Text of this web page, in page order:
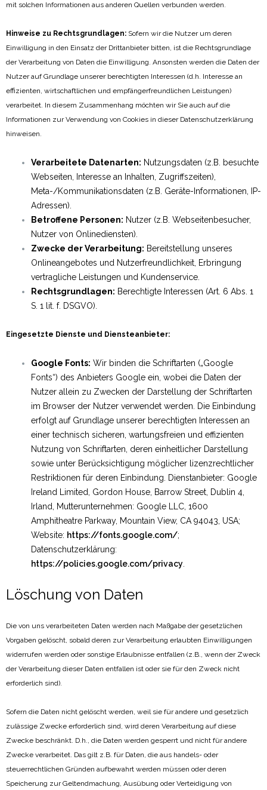
mit solchen Informationen aus anderen Quellen verbunden werden.
Hinweise zu Rechtsgrundlagen: Sofern wir die Nutzer um deren
Einwilligung in den Einsatz der Drittanbieter bitten, ist die Rechtsgrundlage
der Verarbeitung von Daten die Einwilligung. Ansonsten werden die Daten der
Nutzer auf Grundlage unserer berechtigten Interessen (d.h. Interesse an
effizienten, wirtschaftlichen und empfängerfreundlichen Leistungen)
verarbeitet. In diesem Zusammenhang möchten wir Sie auch auf die
Informationen zur Verwendung von Cookies in dieser Datenschutzerklärung
hinweisen.
Verarbeitete Datenarten: Nutzungsdaten (z.B. besuchte
Webseiten, Interesse an Inhalten, Zugriffszeiten),
Meta-/Kommunikationsdaten (z.B. Geräte-Informationen, IP-
Adressen).
Betroffene Personen: Nutzer (z.B. Webseitenbesucher,
Nutzer von Onlinediensten).
Zwecke der Verarbeitung: Bereitstellung unseres
Onlineangebotes und Nutzerfreundlichkeit, Erbringung
vertragliche Leistungen und Kundenservice.
Rechtsgrundlagen: Berechtigte Interessen (Art. 6 Abs. 1
S. 1 lit. f. DSGVO).
Eingesetzte Dienste und Diensteanbieter:
Google Fonts: Wir binden die Schriftarten („Google
Fonts“) des Anbieters Google ein, wobei die Daten der
Nutzer allein zu Zwecken der Darstellung der Schriftarten
im Browser der Nutzer verwendet werden. Die Einbindung
erfolgt auf Grundlage unserer berechtigten Interessen an
einer technisch sicheren, wartungsfreien und effizienten
Nutzung von Schriftarten, deren einheitlicher Darstellung
sowie unter Berücksichtigung möglicher lizenzrechtlicher
Restriktionen für deren Einbindung. Dienstanbieter: Google
Ireland Limited, Gordon House, Barrow Street, Dublin 4,
Irland, Mutterunternehmen: Google LLC, 1600
Amphitheatre Parkway, Mountain View, CA 94043, USA;
Website: https://fonts.google.com/;
Datenschutzerklärung:
https://policies.google.com/privacy
Löschung von Daten
Die von uns verarbeiteten Daten werden nach Maßgabe der gesetzlichen
Vorgaben gelöscht, sobald deren zur Verarbeitung erlaubten Einwilligungen
widerrufen werden oder sonstige Erlaubnisse entfallen (z.B., wenn der Zweck
der Verarbeitung dieser Daten entfallen ist oder sie für den Zweck nicht
erforderlich sind).
Sofern die Daten nicht gelöscht werden, weil sie für andere und gesetzlich
zulässige Zwecke erforderlich sind, wird deren Verarbeitung auf diese
Zwecke beschränkt. D.h., die Daten werden gesperrt und nicht für andere
Zwecke verarbeitet. Das gilt z.B. für Daten, die aus handels- oder
steuerrechtlichen Gründen aufbewahrt werden müssen oder deren
Speicherung zur Geltendmachung, Ausübung oder Verteidigung von